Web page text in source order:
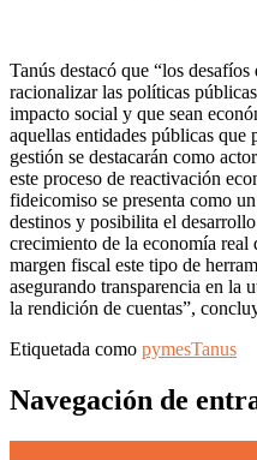
Tanús destacó que “los
racionalizar las políticas
impacto social y que sean
aquellas entidades públicas que
gestión se destacarán como
este proceso de reactivación
fideicomiso se presenta como
destinos y posibilita el
crecimiento de la economía
margen fiscal este tipo de
asegurando transparencia en la
la rendición de cuentas”,
Etiquetada como pymesTanus
Navegación de